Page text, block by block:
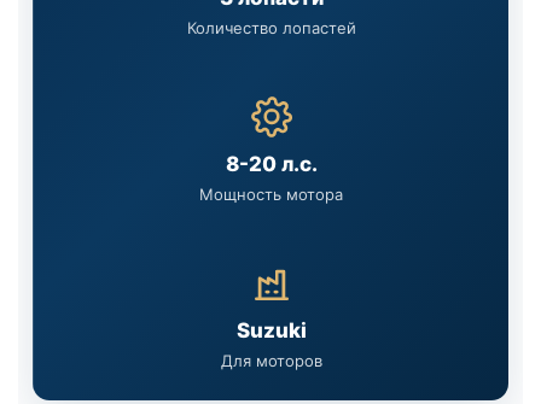
Количество лопастей
8-20 л.с.
Мощность мотора
Suzuki
Для моторов